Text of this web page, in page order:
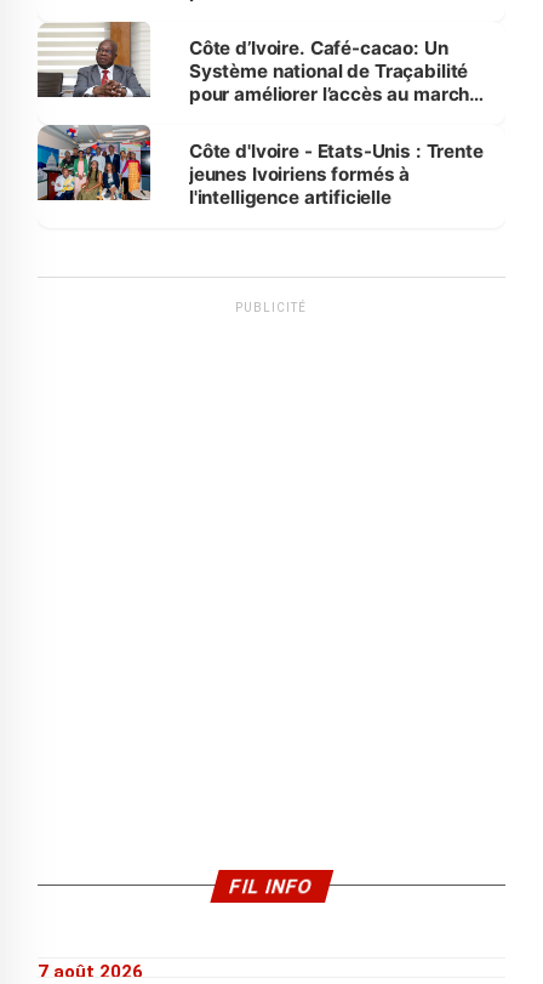
Côte d’Ivoire. Café-cacao: Un
Système national de Traçabilité
pour améliorer l’accès au marché
Côte d'Ivoire - Etats-Unis : Trente
jeunes Ivoiriens formés à
l'intelligence artificielle
PUBLICITÉ
FIL INFO
7 août 2026